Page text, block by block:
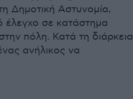
Δημοτική Αστυνομία,
έλεγχο σε κατάστημα
πόλη. Κατά τη διάρκεια
ανήλικος να